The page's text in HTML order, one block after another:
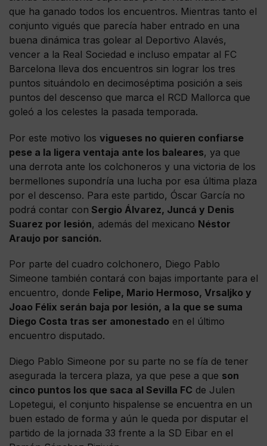
que ha ganado todos los encuentros. Mientras tanto el
conjunto vigués que parecía haber entrado en una
buena dinámica tras golear al Deportivo Alavés,
vencer a la Real Sociedad e incluso empatar al FC
Barcelona lleva dos encuentros sin lograr los tres
puntos situándolo en decimoséptima posición a seis
puntos del descenso que marca el RCD Mallorca que
goleó a los celestes la pasada temporada.
Por este motivo los vigueses no quieren confiarse
pese a la ligera ventaja ante los baleares, ya que
una derrota ante los colchoneros y una victoria de los
bermellones supondría una lucha por esa última plaza
por el descenso. Para este partido, Óscar García no
podrá contar con Sergio Álvarez, Juncá y Denis
Suarez por lesión, además del mexicano Néstor
Araujo por sanción.
Por parte del cuadro colchonero, Diego Pablo
Simeone también contará con bajas importante para el
encuentro, donde Felipe, Mario Hermoso, Vrsaljko y
Joao Félix serán baja por lesión, a la que se suma
Diego Costa tras ser amonestado en el último
encuentro disputado.
Diego Pablo Simeone por su parte no se fía de tener
asegurada la tercera plaza, ya que pese a que son
cinco puntos los que saca al Sevilla FC de Julen
Lopetegui, el conjunto hispalense se encuentra en un
buen estado de forma y aún le queda por disputar el
partido de la jornada 33 frente a la SD Eibar en el